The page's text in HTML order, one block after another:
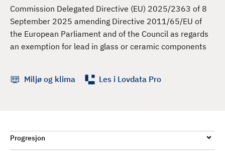
Commission Delegated Directive (EU) 2025/2363 of 8
September 2025 amending Directive 2011/65/EU of
the European Parliament and of the Council as regards
an exemption for lead in glass or ceramic components
Miljø og klima Les i Lovdata Pro
Progresjon